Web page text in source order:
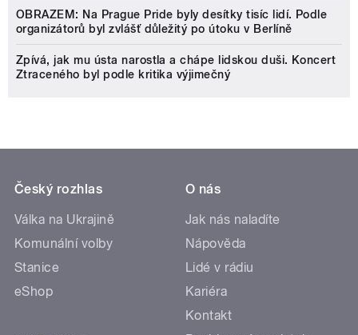
OBRAZEM: Na Prague Pride byly desítky tisíc lidí. Podle
organizátorů byl zvlášť důležitý po útoku v Berlíně
Zpívá, jak mu ústa narostla a chápe lidskou duši. Koncert
Ztraceného byl podle kritika výjimečný
Český rozhlas
Válka na Ukrajině
Komunální volby
Stanice
eShop
O nás
Jak nás naladíte
Nápověda
Lidé v rádiu
Kariéra
Kontakt